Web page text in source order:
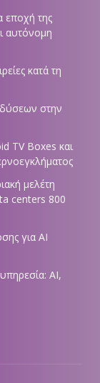
εποχή της
αυτόνομη
κατά τη
στην
TV Boxes και
μελέτη
centers 800
για AI
AI,